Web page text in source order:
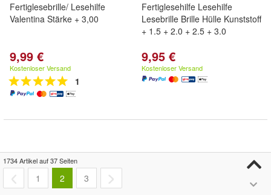
Fertiglesebrille/ Lesehilfe
Valentina Stärke + 3,00
9,99 €
Kostenloser Versand
1
Fertiglesehilfe Lesehilfe
Lesebrille Brille Hülle Kunststoff
+ 1.5 + 2.0 + 2.5 + 3.0
9,95 €
Kostenloser Versand
1734 Artikel auf 37 Seiten
1 2 3